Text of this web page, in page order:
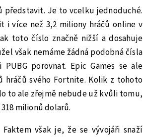
představit. Je to vcelku jednoduché.
i více než 3,2 miliony hráčů online v
toto číslo značně nižší a dosahuje
však nemáme žádná podobná čísla
porovnat. Epic Games se ale
hráčů svého Fortnite. Kolik z tohoto
to ale zřejmě nebude už kvůli tomu,
milionů dolarů.
však je, že se vývojáři snaží